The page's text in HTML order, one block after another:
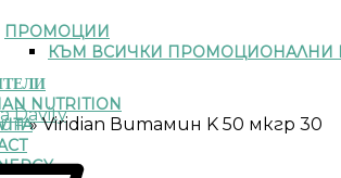
ПРОМОЦИИ
КЪМ ВСИЧКИ ПРОМОЦИОНАЛНИ
NUTRITION
»Viridian Витамин K 50 мкгр 30